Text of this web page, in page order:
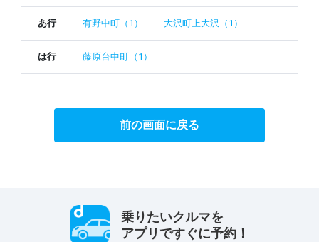
あ行 有野中町（1） 大沢町上大沢（1）
は行 藤原台中町（1）
前の画面に戻る
乗りたいクルマを
アプリですぐに予約！